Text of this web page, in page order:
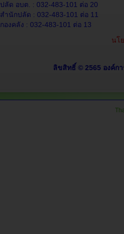
ปลัด อบต. : 032-483-101 ต่อ 20
สำนักปลัด : 032-483-101 ต่อ 11
กองคลัง : 032-483-101 ต่อ 13
นโ
ลิขสิทธิ์ © 2565 องค์ก